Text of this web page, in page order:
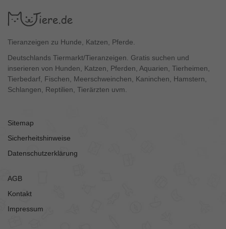
Tieranzeigen zu Hunde, Katzen, Pferde.
Deutschlands Tiermarkt/Tieranzeigen. Gratis suchen und
inserieren von Hunden, Katzen, Pferden, Aquarien, Tierheimen,
Tierbedarf, Fischen, Meerschweinchen, Kaninchen, Hamstern,
Schlangen, Reptilien, Tierärzten uvm.
Sitemap
Sicherheitshinweise
Datenschutzerklärung
AGB
Kontakt
Impressum